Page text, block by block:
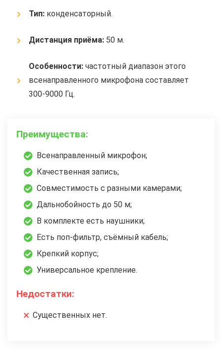
Тип: конденсаторный.
Дистанция приёма: 50 м.
Особенности: частотный диапазон этого
всенаправленного микрофона составляет
300-9000 Гц.
Преимущества:
Всенаправленный микрофон;
Качественная запись;
Совместимость с разными камерами;
Дальнобойность до 50 м;
В комплекте есть наушники;
Есть поп-фильтр, съёмный кабель;
Крепкий корпус;
Универсальное крепление.
Недостатки:
Существенных нет.